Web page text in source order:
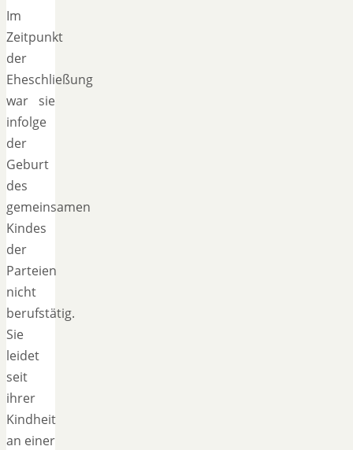
Im
Zeitpunkt
der
Eheschließung
war sie
infolge
der
Geburt
des
gemeinsamen
Kindes
der
Parteien
nicht
berufstätig.
Sie
leidet
seit
ihrer
Kindheit
an einer